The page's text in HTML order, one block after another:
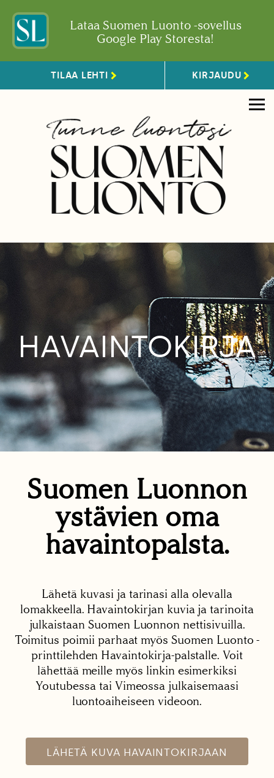
Lataa Suomen Luonto -sovellus
Google Play Storesta!
TILAA LEHTI KIRJAUDU
HAVAINTOKIRJA
Suomen Luonnon
ystävien oma
havaintopalsta.
Lähetä kuvasi ja tarinasi alla olevalla
lomakkeella. Havaintokirjan kuvia ja tarinoita
julkaistaan Suomen Luonnon nettisivuilla.
Toimitus poimii parhaat myös Suomen Luonto -
printtilehden Havaintokirja-palstalle. Voit
lähettää meille myös linkin esimerkiksi
Youtubessa tai Vimeossa julkaisemaasi
luontoaiheiseen videoon.
LÄHETÄ KUVA HAVAINTOKIRJAAN